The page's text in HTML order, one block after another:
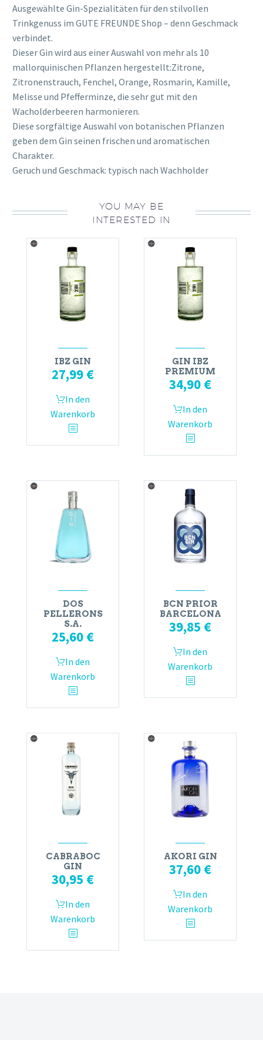
Ausgewählte Gin-Spezialitäten für den stilvollen
Trinkgenuss im GUTE FREUNDE Shop – denn Geschmack
verbindet.
Dieser Gin wird aus einer Auswahl von mehr als 10
mallorquinischen Pflanzen hergestellt:Zitrone,
Zitronenstrauch, Fenchel, Orange, Rosmarin, Kamille,
Melisse und Pfefferminze, die sehr gut mit den
Wacholderbeeren harmonieren.
Diese sorgfältige Auswahl von botanischen Pflanzen
geben dem Gin seinen frischen und aromatischen
Charakter.
Geruch und Geschmack: typisch nach Wachholder
YOU MAY BE
INTERESTED IN
IBZ GIN
27,99 €
In den
Warenkorb
GIN IBZ
PREMIUM
34,90 €
In den
Warenkorb
DOS
PELLERONS
S.A.
25,60 €
In den
Warenkorb
BCN PRIOR
BARCELONA
39,85 €
In den
Warenkorb
CABRABOC
GIN
30,95 €
In den
Warenkorb
AKORI GIN
37,60 €
In den
Warenkorb